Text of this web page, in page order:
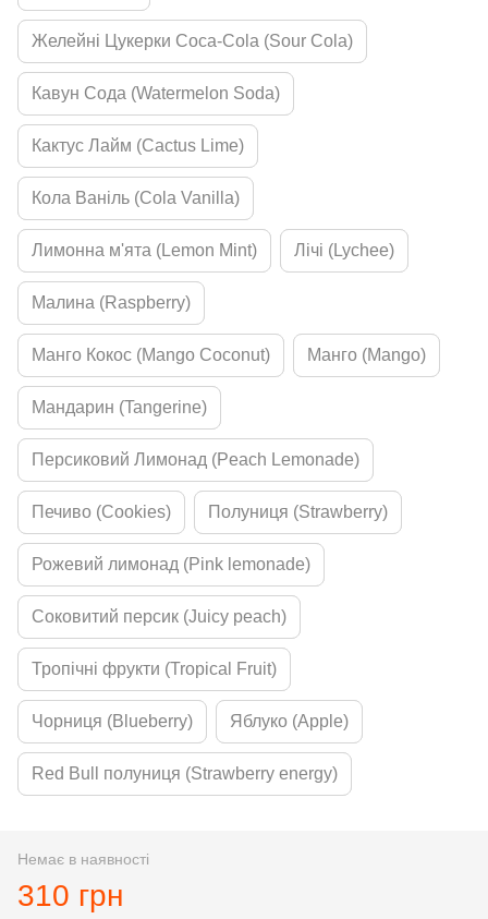
Желейні Цукерки Coca-Cola (Sour Cola)
Кавун Сода (Watermelon Soda)
Кактус Лайм (Cactus Lime)
Кола Ваніль (Cola Vanilla)
Лимонна м'ята (Lemon Mint) Лічі (Lychee)
Малина (Raspberry)
Манго Кокос (Mango Coconut) Манго (Mango)
Мандарин (Tangerine)
Персиковий Лимонад (Peach Lemonade)
Печиво (Cookies) Полуниця (Strawberry)
Рожевий лимонад (Pink lemonade)
Соковитий персик (Juicy peach)
Тропічні фрукти (Tropical Fruit)
Чорниця (Blueberry) Яблуко (Apple)
Red Bull полуниця (Strawberry energy)
Немає в наявності
310 грн